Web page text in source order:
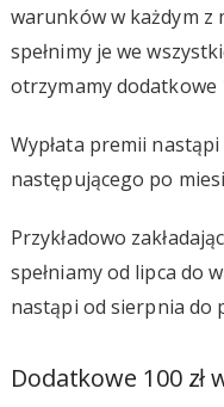
warunków w każdym z
spełnimy je we
otrzymamy dodatkowe
Wypłata premii
następującego po
Przykładowo
spełniamy od lipca do
nastąpi od sierpnia do
Dodatkowe 100